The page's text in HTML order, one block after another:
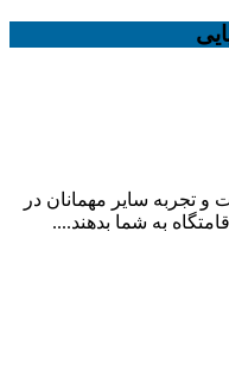
تجربه سایر مهمانان در
به شما بدهند....